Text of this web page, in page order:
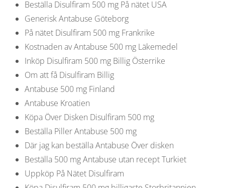
Beställa Disulfiram 500 mg På nätet USA
Generisk Antabuse Göteborg
På nätet Disulfiram 500 mg Frankrike
Kostnaden av Antabuse 500 mg Läkemedel
Inköp Disulfiram 500 mg Billig Österrike
Om att få Disulfiram Billig
Antabuse 500 mg Finland
Antabuse Kroatien
Köpa Över Disken Disulfiram 500 mg
Beställa Piller Antabuse 500 mg
Där jag kan beställa Antabuse Över disken
Beställa 500 mg Antabuse utan recept Turkiet
Uppköp På Nätet Disulfiram